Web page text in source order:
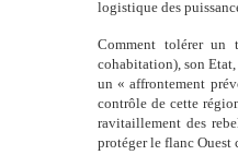
logistique des
Comment tolérer un
cohabitation), son
un « affrontement
contrôle de cette
ravitaillement des
protéger le flanc Ouest